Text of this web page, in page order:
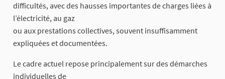
difficultés, avec des hausses importantes de charges liées à
l’électricité, au gaz
ou aux prestations collectives, souvent insuffisamment
expliquées et documentées.
Le cadre actuel repose principalement sur des démarches
individuelles de